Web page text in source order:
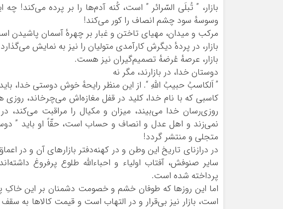
بازار، ” تُبلَی السّرائر ” است، کُنه آدم‌ها را بر پرده می‌کند!
وسوسهٔ سود چشم انصاف را کور می‌کند!
مرکب و میدان، مهیای تاختن و غبار بر چهرهٔ آسمان پاشیدن
بازار، در پردهٔ دیگرش کارآمدی متولیان را نیز به نمایش
بازار، عرصهٔ عُرضهٔ تصمیم‌گیران نیز هست.
دوستان خدا، در بازارند، مگر نه
” اَلکاسبُ حبیبُ اللهِ “. از این منظر رایحهٔ خوش دوستی خدا، باید
کاسبی که با نام خدا، کلید در قفل مغازه‌اش می‌چرخاند،
روزی‌رسان خدا می‌بیند، میزان و مکیال را مراقبت می‌کند،
نمی‌زند و اهل عدل و انصاف و حساب است، حقّاً او باید ”
متجلی و منتشر گردد!
در درازنای تاریخ این وطن و در کهنه‌‌دفتر بازارهای آن و در
سایر صنوفش، آفتاب اولیاء و احباء‌الله طلوع پرفروغ
پرداخته شده است.
اما این روزها که طوفان خشم و خصومت دشمنان بر این خاکِ
است، بازار نیز بی‌قرار و در التهاب است و قیمت‌ کالاها به